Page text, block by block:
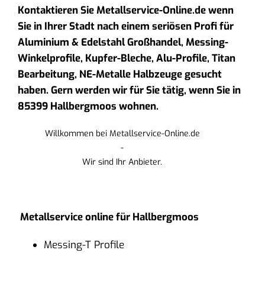
Kontaktieren Sie Metallservice-Online.de wenn
Sie in Ihrer Stadt nach einem seriösen Profi für
Aluminium & Edelstahl Großhandel, Messing-
Winkelprofile, Kupfer-Bleche, Alu-Profile, Titan
Bearbeitung, NE-Metalle Halbzeuge gesucht
haben. Gern werden wir für Sie tätig, wenn Sie in
85399 Hallbergmoos wohnen.
Willkommen bei Metallservice-Online.de
-
Wir sind Ihr Anbieter.
Metallservice online für Hallbergmoos
Messing-T Profile